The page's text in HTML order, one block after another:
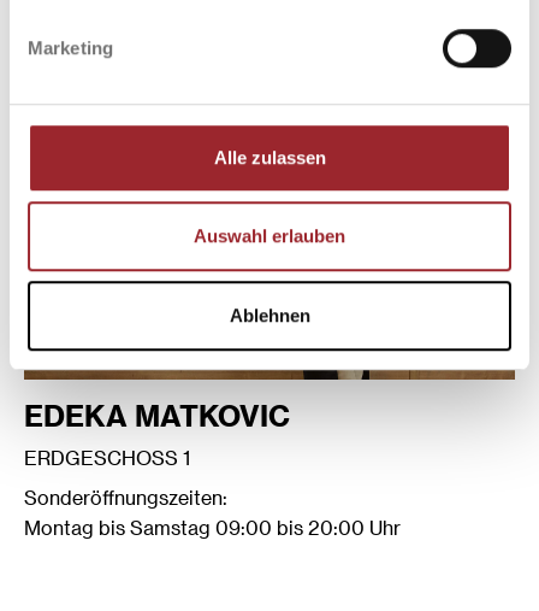
Marketing
Alle zulassen
Auswahl erlauben
Ablehnen
MEHR INFOS
EDEKA MATKOVIC
ERDGESCHOSS 1
Sonderöffnungszeiten:
Montag bis Samstag 09:00 bis 20:00 Uhr